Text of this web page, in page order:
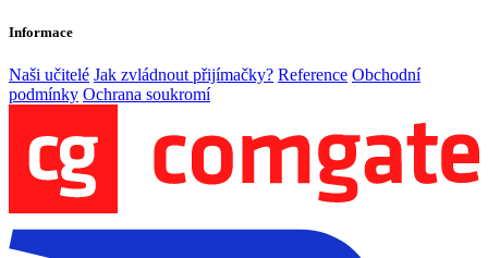
Informace
Naši učitelé Jak zvládnout přijímačky? Reference Obchodní
podmínky Ochrana soukromí